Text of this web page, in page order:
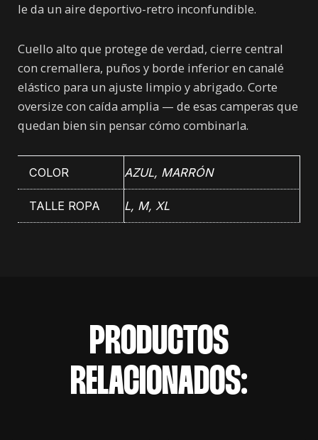
le da un aire deportivo-retro inconfundible.
Cuello alto que protege de verdad, cierre central
con cremallera, puños y borde inferior en canalé
elástico para un ajuste limpio y abrigado. Corte
oversize con caída amplia — de esas camperas que
quedan bien sin pensar cómo combinarla.
COLOR AZUL, MARRÓN
TALLE ROPA L, M, XL
PRODUCTOS
RELACIONADOS: